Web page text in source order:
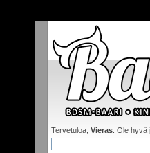
Tervetuloa, Vieras . Ole hyvä